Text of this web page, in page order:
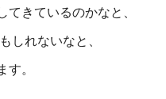
きているのかなと、
しれないなと、
す。